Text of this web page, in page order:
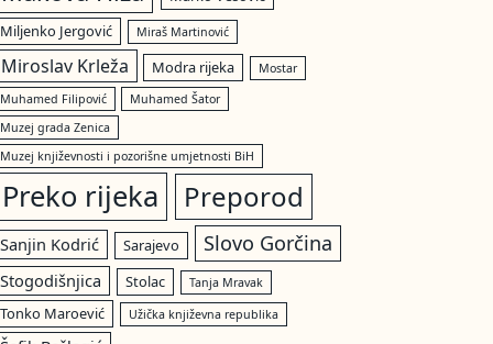
Miljenko Jergović
Miraš Martinović
Miroslav Krleža Modra rijeka
Mostar
Muhamed Filipović
Muhamed Šator
Muzej grada Zenica
Muzej književnosti i pozorišne umjetnosti BiH
Preko rijeka Preporod
Sanjin Kodrić Sarajevo Slovo Gorčina
Stogodišnjica Stolac Tanja Mravak
Tonko Maroević Užička književna republika